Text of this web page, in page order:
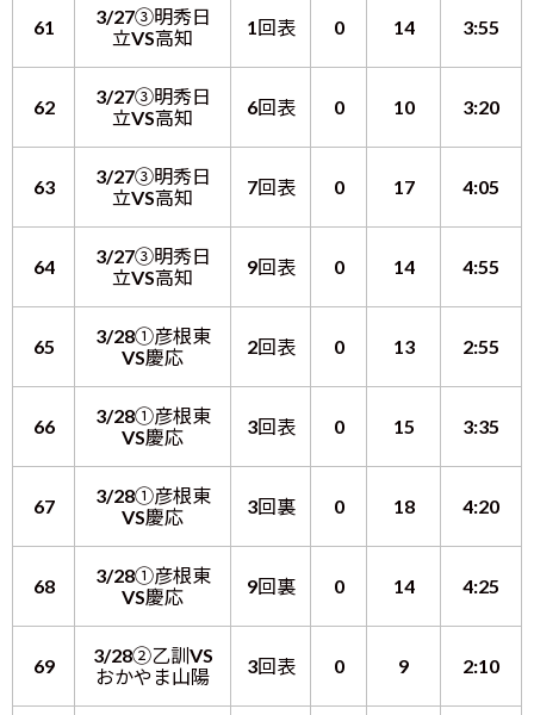
61
3/27③明秀日
立VS高知
1回表 0 14 3:55
62
3/27③明秀日
立VS高知
6回表 0 10 3:20
63
3/27③明秀日
立VS高知
7回表 0 17 4:05
64
3/27③明秀日
立VS高知
9回表 0 14 4:55
65
3/28①彦根東
VS慶応
2回表 0 13 2:55
66
3/28①彦根東
VS慶応
3回表 0 15 3:35
67
3/28①彦根東
VS慶応
3回裏 0 18 4:20
68
3/28①彦根東
VS慶応
9回裏 0 14 4:25
69
3/28②乙訓VS
おかやま山陽
3回表 0 9 2:10